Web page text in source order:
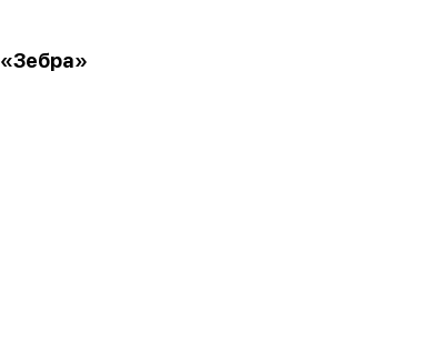
«Зебра»